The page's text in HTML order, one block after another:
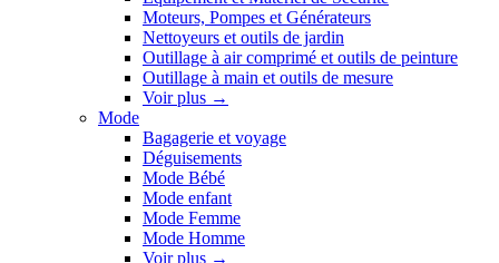
Moteurs, Pompes et Générateurs
Nettoyeurs et outils de jardin
Outillage à air comprimé et outils de peinture
Outillage à main et outils de mesure
Voir plus →
Mode
Bagagerie et voyage
Déguisements
Mode Bébé
Mode enfant
Mode Femme
Mode Homme
Voir plus →